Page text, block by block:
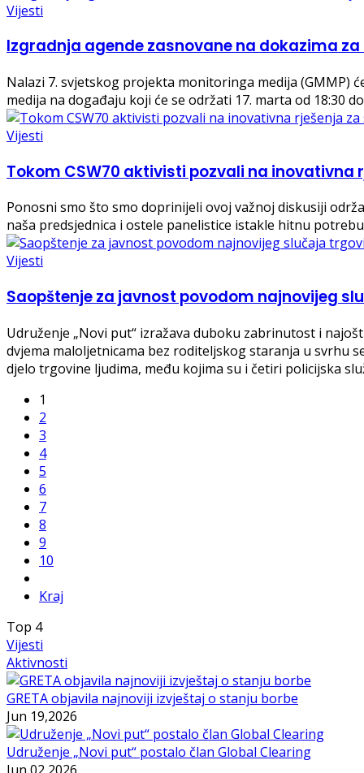
Vijesti
Izgradnja agende zasnovane na dokazima
Nalazi 7. svjetskog projekta monitoringa medija (GMMP)
medija na događaju koji će se održati 17. marta od 18:30
Vijesti
Tokom CSW70 aktivisti pozvali na
Ponosni smo što smo doprinijeli ovoj važnoj diskusiji
naša predsjednica i ostele panelistice istakle hitnu
Vijesti
Saopštenje za javnost povodom najnovijeg
Udruženje „Novi put“ izražava duboku zabrinutost i
dvjema maloljetnicama bez roditeljskog staranja u svrhu
djelo trgovine ljudima, među kojima su i četiri policijska
1
2
3
4
5
6
7
8
9
10
Kraj
Top 4
Vijesti
Aktivnosti
GRETA objavila najnoviji izvještaj o stanju borbe
Jun 19,2026
Udruženje „Novi put“ postalo član Global Clearing